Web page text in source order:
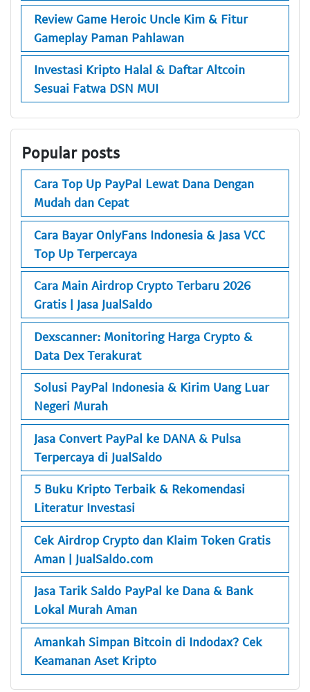
Review Game Heroic Uncle Kim & Fitur
Gameplay Paman Pahlawan
Investasi Kripto Halal & Daftar Altcoin
Sesuai Fatwa DSN MUI
Popular posts
Cara Top Up PayPal Lewat Dana Dengan
Mudah dan Cepat
Cara Bayar OnlyFans Indonesia & Jasa VCC
Top Up Terpercaya
Cara Main Airdrop Crypto Terbaru 2026
Gratis | Jasa JualSaldo
Dexscanner: Monitoring Harga Crypto &
Data Dex Terakurat
Solusi PayPal Indonesia & Kirim Uang Luar
Negeri Murah
Jasa Convert PayPal ke DANA & Pulsa
Terpercaya di JualSaldo
5 Buku Kripto Terbaik & Rekomendasi
Literatur Investasi
Cek Airdrop Crypto dan Klaim Token Gratis
Aman | JualSaldo.com
Jasa Tarik Saldo PayPal ke Dana & Bank
Lokal Murah Aman
Amankah Simpan Bitcoin di Indodax? Cek
Keamanan Aset Kripto